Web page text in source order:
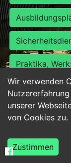
Wir verwenden
unserer
von Cookies zu.
Zustimmen
Praktika,
Personalwesen
Hilfskräfte,
Weiterbildung,